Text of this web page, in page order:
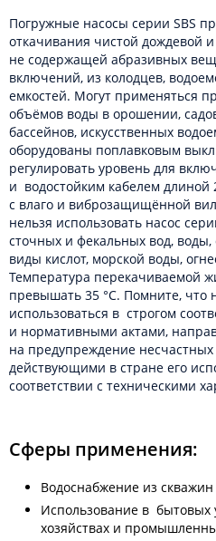
Погружные насосы серии SBS
откачивания чистой дождевой
не содержащей абразивных
включений, из колодцев,
емкостей. Могут применяться
объёмов воды в орошении,
бассейнов, искусственных
оборудованы поплавковым
регулировать уровень для
и водостойким кабелем длиной
с влаго и виброзащищённой
нельзя использовать насос
сточных и фекальных вод,
виды кислот, морской воды,
Температура перекачиваемой
превышать 35 °С. Помните, что
использоваться в строгом
и нормативными актами,
на предупреждение несчастных
действующими в стране его
соответствии с техническими
Сферы применения:
Водоснабжение из
Использование в бытовых
хозяйствах и